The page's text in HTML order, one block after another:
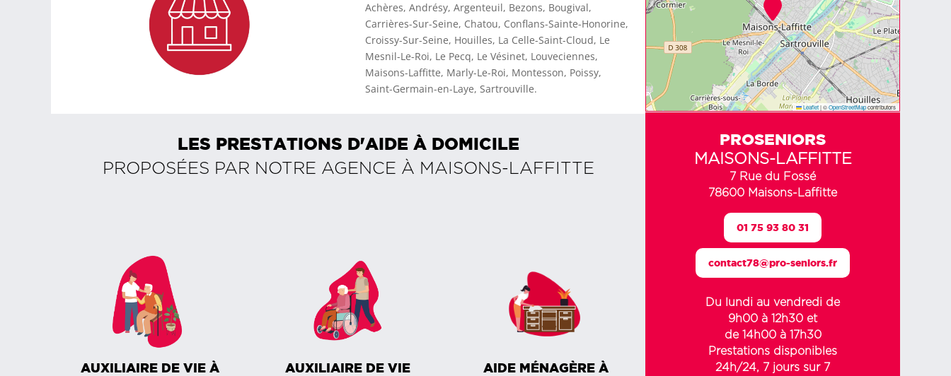
Achères, Andrésy, Argenteuil, Bezons, Bougival,
Carrières-Sur-Seine, Chatou, Conflans-Sainte-Honorine,
Croissy-Sur-Seine, Houilles, La Celle-Saint-Cloud, Le
Mesnil-Le-Roi, Le Pecq, Le Vésinet, Louveciennes,
Maisons-Laffitte, Marly-Le-Roi, Montesson, Poissy,
Saint-Germain-en-Laye, Sartrouville.
LES PRESTATIONS D'AIDE À DOMICILE
PROPOSÉES PAR NOTRE AGENCE À MAISONS-LAFFITTE
AUXILIAIRE DE VIE À
AUXILIAIRE DE VIE
AIDE MÉNAGÈRE À
Leaflet|©OpenStreetMapcontributors
PROSENIORS
MAISONS-LAFFITTE
7 Rue du Fossé
78600 Maisons-Laffitte
01 75 93 80 31
contact78@pro-seniors.fr
Du lundi au vendredi de
9h00 à 12h30 et
de 14h00 à 17h30
Prestations disponibles
24h/24, 7 jours sur 7